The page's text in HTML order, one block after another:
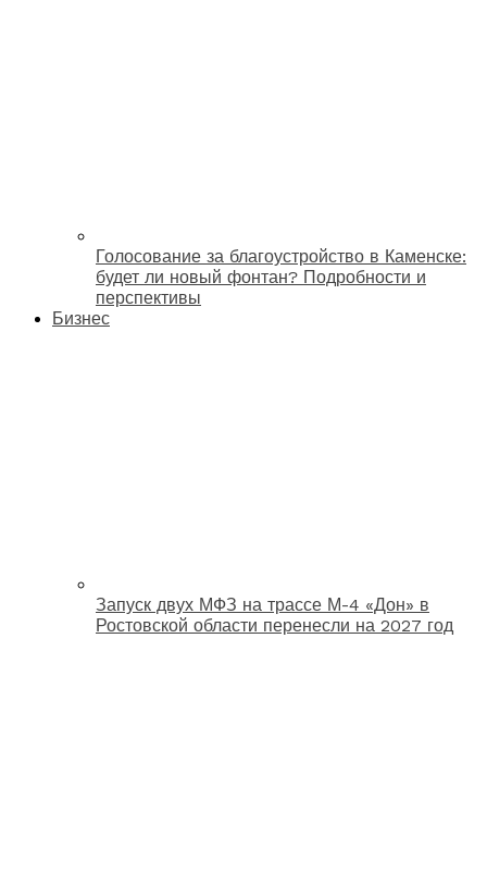
Голосование за благоустройство в Каменске:
будет ли новый фонтан? Подробности и
перспективы
Бизнес
Запуск двух МФЗ на трассе М-4 «Дон» в
Ростовской области перенесли на 2027 год